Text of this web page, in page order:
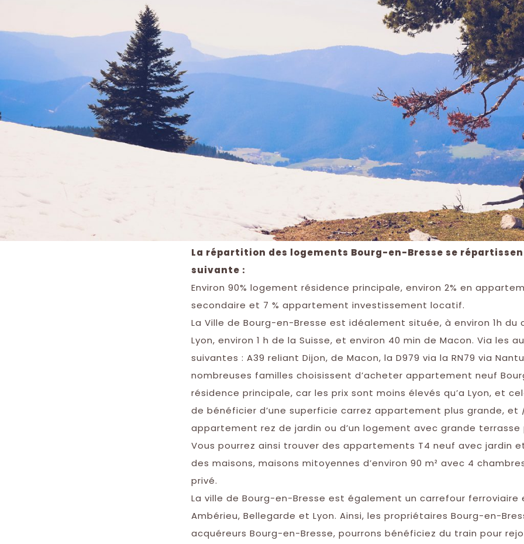
La répartition des logements Bourg-en-Bresse se
suivante :
Environ 90% logement résidence principale, environ 2% en
secondaire et 7 % appartement investissement locatif.
La Ville de Bourg-en-Bresse est idéalement située, à environ 1h du
Lyon, environ 1 h de la Suisse, et environ 40 min de Macon. Via les
suivantes : A39 reliant Dijon, de Macon, la D979 via la RN79 via
nombreuses familles choisissent d’acheter appartement neuf
résidence principale, car les prix sont moins élevés qu’a Lyon, et
de bénéficier d’une superficie carrez appartement plus grande, et
appartement rez de jardin ou d’un logement avec grande terrasse
Vous pourrez ainsi trouver des appartements T4 neuf avec jardin
des maisons, maisons mitoyennes d’environ 90 m² avec 4
privé.
La ville de Bourg-en-Bresse est également un carrefour ferroviaire
Ambérieu, Bellegarde et Lyon. Ainsi, les propriétaires Bourg-en-
acquéreurs Bourg-en-Bresse, pourrons bénéficiez du train pour